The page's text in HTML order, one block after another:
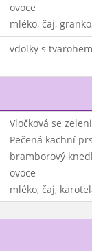
ovoce
mléko, čaj,
vdolky s
Vločková se
Pečená kachní
bramborový
ovoce
mléko, čaj,